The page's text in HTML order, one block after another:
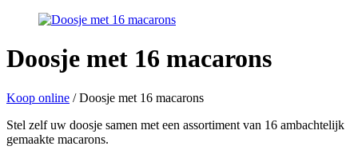
Doosje met 16 macarons
Koop online /Doosje met 16 macarons
Stel zelf uw doosje samen met een assortiment van 16 ambachtelijk
gemaakte macarons.